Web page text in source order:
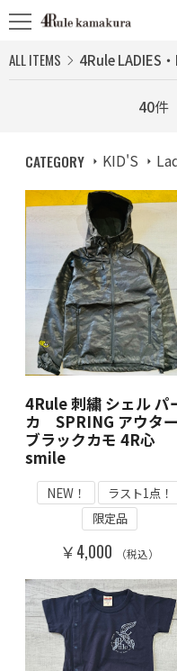
ALL ITEMS 4Rule LADIES
40件
CATEGORY KID'S
4Rule 刺繍 シェル パ
カ SPRING アウター
ブラックカモ 4R心
smile
NEW！
ラスト1点！
限定品
￥4,000 （税込）